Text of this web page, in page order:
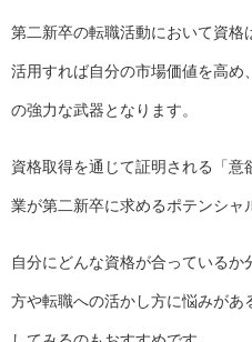
第二新卒の転職活動において資格
活用すれば自分の市場価値を高め
の強力な武器となります。
資格取得を通じて証明される「
業が第二新卒に求めるポテンシャ
自分にどんな資格が合っている
方や転職への活かし方に悩みがあ